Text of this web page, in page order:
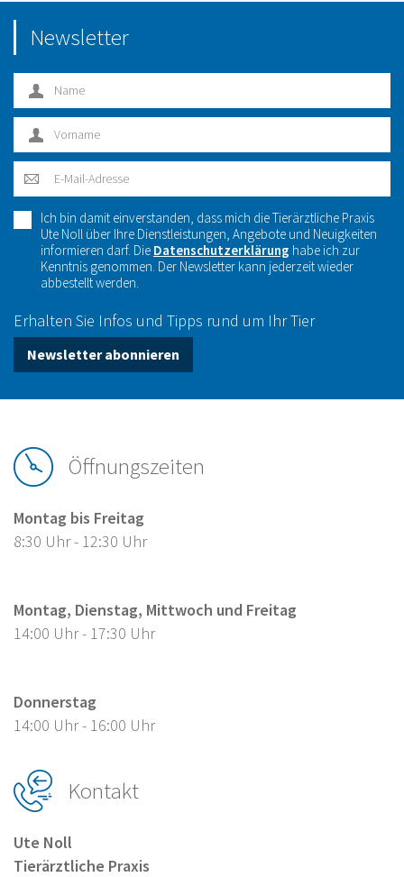
Newsletter
Ich bin damit einverstanden, dass mich die Tierärztliche Praxis
Ute Noll über Ihre Dienstleistungen, Angebote und Neuigkeiten
informieren darf. Die Datenschutzerklärung habe ich zur
Kenntnis genommen. Der Newsletter kann jederzeit wieder
abbestellt werden.
Erhalten Sie Infos und Tipps rund um Ihr Tier
Newsletter abonnieren
Öffnungszeiten
Montag bis Freitag
8:30 Uhr - 12:30 Uhr
Montag, Dienstag, Mittwoch und Freitag
14:00 Uhr - 17:30 Uhr
Donnerstag
14:00 Uhr - 16:00 Uhr
Kontakt
Ute Noll
Tierärztliche Praxis